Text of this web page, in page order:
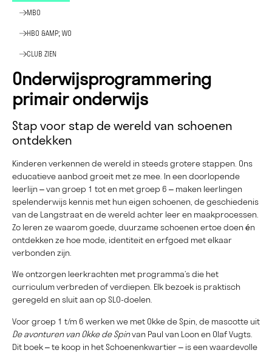
MBO
HBO &AMP; WO
CLUB ZIEN
Onderwijsprogrammering
primair onderwijs
Stap voor stap de wereld van schoenen
ontdekken
Kinderen verkennen de wereld in steeds grotere stappen. Ons
educatieve aanbod groeit met ze mee. In een doorlopende
leerlijn – van groep 1 tot en met groep 6 – maken leerlingen
spelenderwijs kennis met hun eigen schoenen, de geschiedenis
van de Langstraat en de wereld achter leer en maakprocessen.
Zo leren ze waarom goede, duurzame schoenen ertoe doen én
ontdekken ze hoe mode, identiteit en erfgoed met elkaar
verbonden zijn.
We ontzorgen leerkrachten met programma’s die het
curriculum verbreden of verdiepen. Elk bezoek is praktisch
geregeld en sluit aan op SLO-doelen.
Voor groep 1 t/m 6 werken we met Okke de Spin, de mascotte uit
De avonturen van Okke de Spinvan Paul van Loon en Olaf Vugts.
Dit boek – te koop in het Schoenenkwartier – is een waardevolle